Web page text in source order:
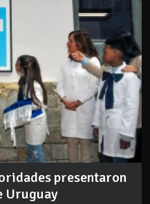
presentaron
Uruguay